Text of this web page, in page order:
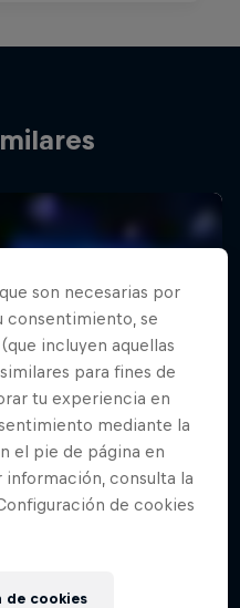
son necesarias por
consentimiento, se
incluyen aquellas
para fines de
tu experiencia en
mediante la
el pie de página en
consulta la
de cookies
de cookies